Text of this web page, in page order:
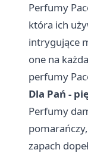
Perfumy
która ich
intrygujące
one na
perfumy
Dla Pań -
Perfumy
zapach